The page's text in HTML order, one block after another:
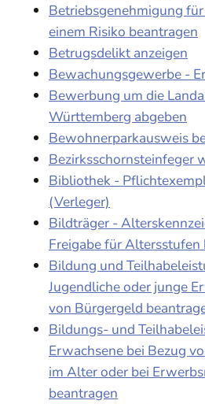
Betriebsgenehmigung
einem Risiko beantragen
Betrugsdelikt anzeigen
Bewachungsgewerbe -
Bewerbung um die
Württemberg abgeben
Bewohnerparkausweis
Bezirksschornsteinfeger
Bibliothek -
(Verleger)
Bildträger -
Freigabe für Altersstufen
Bildung und
Jugendliche oder junge
von Bürgergeld
Bildungs- und
Erwachsene bei Bezug
im Alter oder bei
beantragen